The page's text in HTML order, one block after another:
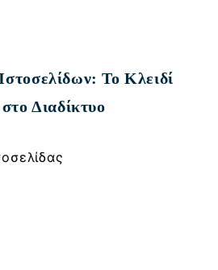
Το Κλειδί
Διαδίκτυο